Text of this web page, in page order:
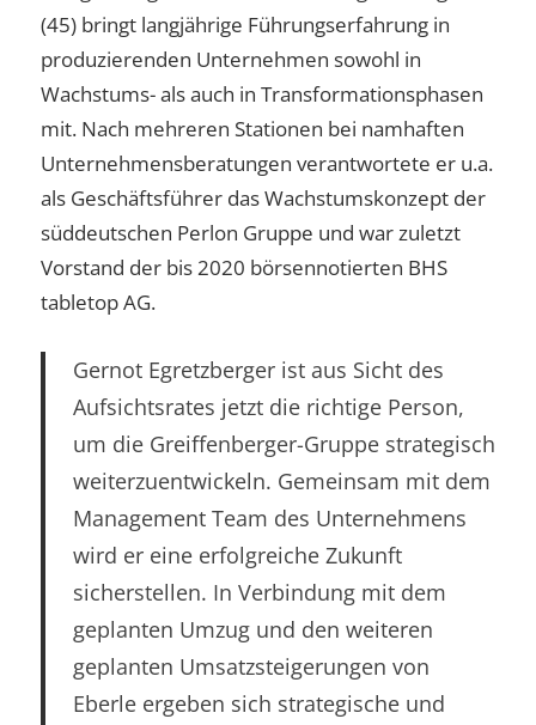
(45) bringt langjährige Führungserfahrung in
produzierenden Unternehmen sowohl in
Wachstums- als auch in Transformationsphasen
mit. Nach mehreren Stationen bei namhaften
Unternehmensberatungen verantwortete er u.a.
als Geschäftsführer das Wachstumskonzept der
süddeutschen Perlon Gruppe und war zuletzt
Vorstand der bis 2020 börsennotierten BHS
tabletop AG.
Gernot Egretzberger ist aus Sicht des
Aufsichtsrates jetzt die richtige Person,
um die Greiffenberger-Gruppe strategisch
weiterzuentwickeln. Gemeinsam mit dem
Management Team des Unternehmens
wird er eine erfolgreiche Zukunft
sicherstellen. In Verbindung mit dem
geplanten Umzug und den weiteren
geplanten Umsatzsteigerungen von
Eberle ergeben sich strategische und